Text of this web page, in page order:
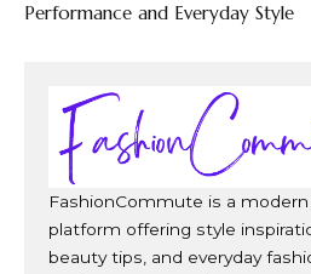
Performance and Everyday Style
FashionCommute is a
platform offering style
beauty tips, and everyday